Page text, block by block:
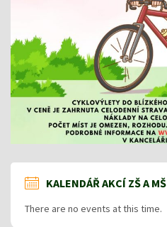
KALENDÁŘ AKCÍ ZŠ A MŠ
There are no events at this time.